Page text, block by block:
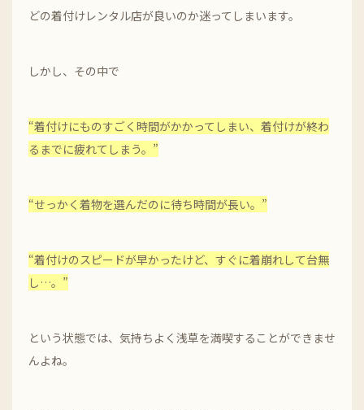
どの着付けレンタル店が良いのか迷ってしまいます。
しかし、その中で
“着付けにものすごく時間がかかってしまい、着付けが終わ
るまでに疲れてしまう。”
“せっかく着物を選んだのに待ち時間が長い。”
“着付けのスピードが早かったけど、すぐに着崩れして台無
し…。”
という状態では、気持ちよく浅草を満喫することができませ
んよね。